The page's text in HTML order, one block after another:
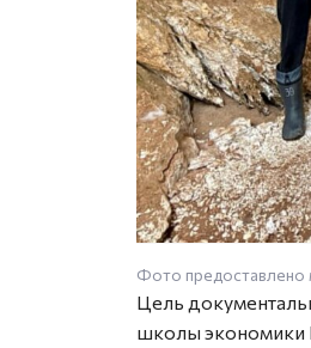
Фото предоставлено
Цель
школы экономики